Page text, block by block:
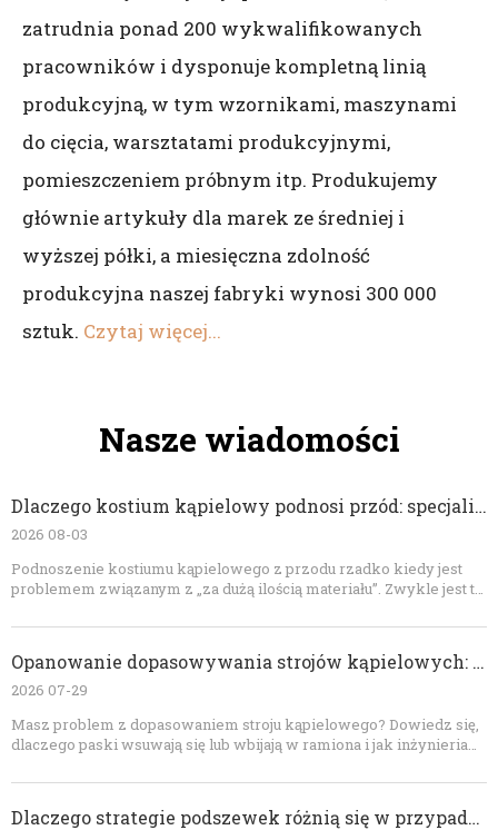
zatrudnia ponad 200 wykwalifikowanych
pracowników i dysponuje kompletną linią
produkcyjną, w tym wzornikami, maszynami
do cięcia, warsztatami produkcyjnymi,
pomieszczeniem próbnym itp. Produkujemy
głównie artykuły dla marek ze średniej i
wyższej półki, a miesięczna zdolność
produkcyjna naszej fabryki wynosi 300 000
sztuk. Czytaj więcej...
Nasze wiadomości
Dlaczego kostium kąpielowy podnosi przód: specjalistyczna diagnostyka dopasowania i rozwiązania OEM
2026 08-03
Podnoszenie kostiumu kąpielowego z przodu rzadko kiedy jest
problemem związanym z „za dużą ilością materiału”. Zwykle jest to
przodu, krzywiznę ciała, objętość biustu, ramiączka, gumkę,
korygując wzór strukturalnie, marki mogą osiągnąć lepszy
komfort, krycie, wygląd i spójność produkcji. W przypadku
techniczny jest najskuteczniejszym sposobem zapobiegania
powtarzaniu próbek i kosztownym poprawkom w produkcji
Opanowanie dopasowywania strojów kąpielowych: rozwiązanie problemu zsuwania się paska i wbijania się w ramiona
2026 07-29
Masz problem z dopasowaniem stroju kąpielowego? Dowiedz się,
dlaczego paski wsuwają się lub wbijają w ramiona i jak inżynieria
Fashion Co., Ltd. zapewnia specjalistyczną wiedzę OEM na temat
dopasowania w celu uzyskania idealnego produktu strojów
Dlaczego strategie podszewek różnią się w przypadku ciemnych i jasnych strojów kąpielowych